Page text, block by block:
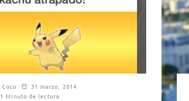
Coco
31 marzo, 2014
1 Minuto de lectura